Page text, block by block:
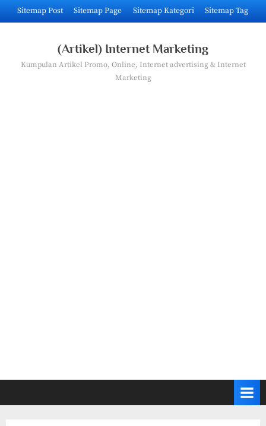
Skip
to
Sitemap Post Sitemap Page Sitemap Kategori Sitemap Tag
(Artikel) Internet Marketing
Kumpulan Artikel Promo, Online, Internet advertising & Internet
Marketing